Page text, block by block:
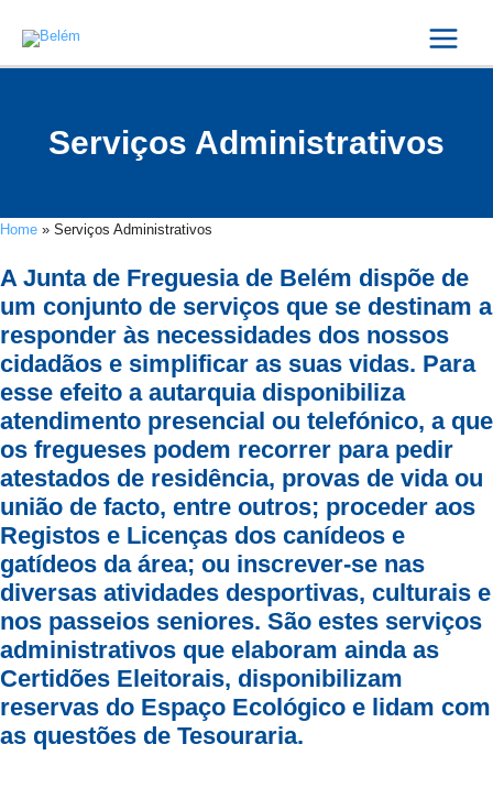
Serviços Administrativos
Home » Serviços Administrativos
A Junta de Freguesia de Belém dispõe de
um conjunto de serviços que se destinam a
responder às necessidades dos nossos
cidadãos e simplificar as suas vidas. Para
esse efeito a autarquia disponibiliza
atendimento presencial ou telefónico, a que
os fregueses podem recorrer para pedir
atestados de residência, provas de vida ou
união de facto, entre outros; proceder aos
Registos e Licenças dos canídeos e
gatídeos da área; ou inscrever-se nas
diversas atividades desportivas, culturais e
nos passeios seniores. São estes serviços
administrativos que elaboram ainda as
Certidões Eleitorais, disponibilizam
reservas do Espaço Ecológico e lidam com
as questões de Tesouraria.